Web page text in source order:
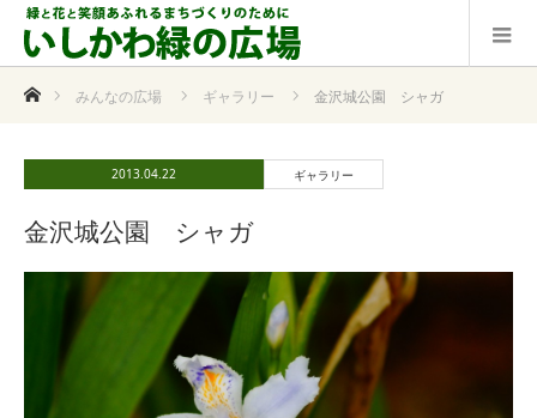
ホームみんなの広場 ギャラリー 金沢城公園 シャガ
2013.04.22 ギャラリー
金沢城公園 シャガ